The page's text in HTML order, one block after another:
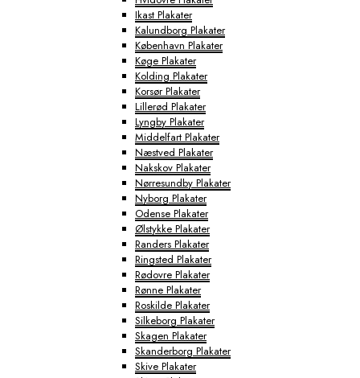
Ikast Plakater
Kalundborg Plakater
København Plakater
Køge Plakater
Kolding Plakater
Korsør Plakater
Lillerød Plakater
Lyngby Plakater
Middelfart Plakater
Næstved Plakater
Nakskov Plakater
Nørresundby Plakater
Nyborg Plakater
Odense Plakater
Ølstykke Plakater
Randers Plakater
Ringsted Plakater
Rødovre Plakater
Rønne Plakater
Roskilde Plakater
Silkeborg Plakater
Skagen Plakater
Skanderborg Plakater
Skive Plakater